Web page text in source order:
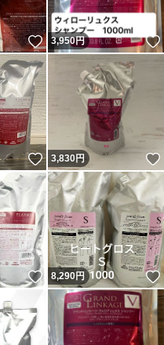
いいね！
3,950円
いいね！
3,830円
いいね！
8,290円